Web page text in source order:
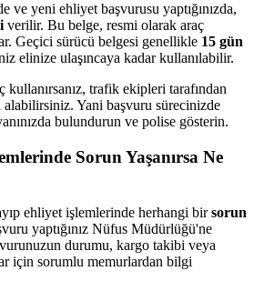
yeni ehliyet başvurusu yaptığınızda,
verilir. Bu belge, resmi olarak araç
Geçici sürücü belgesi genellikle 15 gün
elinize ulaşıncaya kadar kullanılabilir.
kullanırsanız, trafik ekipleri tarafından
Yani başvuru sürecinizde
bulundurun ve polise gösterin.
Sorun Yaşanırsa Ne
ehliyet işlemlerinde herhangi birsorun
yaptığınız Nüfus Müdürlüğü'ne
durumu, kargo takibi veya
için sorumlu memurlardan bilgi